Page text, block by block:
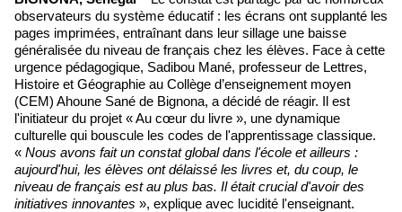
observateurs du système éducatif : les écrans ont supplanté les
pages imprimées, entraînant dans leur sillage une baisse
généralisée du niveau de français chez les élèves. Face à cette
urgence pédagogique, Sadibou Mané, professeur de Lettres,
Histoire et Géographie au Collège d’enseignement moyen
(CEM) Ahoune Sané de Bignona, a décidé de réagir. Il est
l'initiateur du projet « Au cœur du livre », une dynamique
culturelle qui bouscule les codes de l'apprentissage classique.
« Nous avons fait un constat global dans l'école et ailleurs :
aujourd'hui, les élèves ont délaissé les livres et, du coup, le
niveau de français est au plus bas. Il était crucial d'avoir des
initiatives innovantes », explique avec lucidité l'enseignant.